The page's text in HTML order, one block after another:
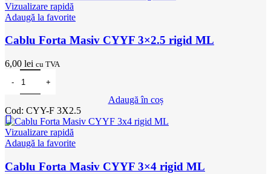
Vizualizare rapidă
Adaugă la favorite
Cablu Forta Masiv CYYF 3×2.5 rigid ML
6,00 lei cu TVA
Cantitate Cablu Forta Masiv CYYF 3x2.5 rigid ML
Adaugă în coș
Cod: CYY-F 3X2.5
Vizualizare rapidă
Adaugă la favorite
Cablu Forta Masiv CYYF 3×4 rigid ML